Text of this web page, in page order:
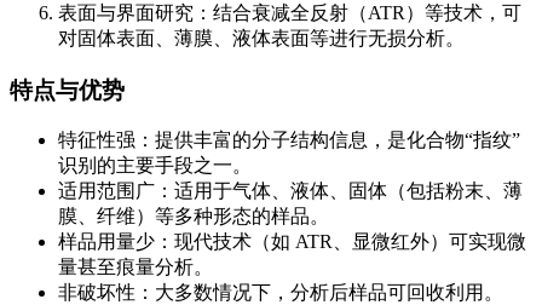
表面与界面研究：结合衰减全反射（ATR）等技术，可
对固体表面、薄膜、液体表面等进行无损分析。
特点与优势
特征性强：提供丰富的分子结构信息，是化合物“指纹”
识别的主要手段之一。
适用范围广：适用于气体、液体、固体（包括粉末、薄
膜、纤维）等多种形态的样品。
样品用量少：现代技术（如 ATR、显微红外）可实现微
量甚至痕量分析。
非破坏性：大多数情况下，分析后样品可回收利用。